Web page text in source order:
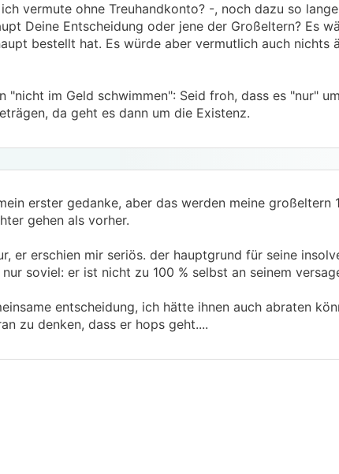
vermute ohne Treuhandkonto? -, noch dazu so
Deine Entscheidung oder jene der Großeltern? Es
bestellt hat. Es würde aber vermutlich auch nichts
"nicht im Geld schwimmen": Seid froh, dass es "nur"
da geht es dann um die Existenz.
erster gedanke, aber das werden meine großeltern
gehen als vorher.
er erschien mir seriös. der hauptgrund für seine
soviel: er ist nicht zu 100 % selbst an seinem
entscheidung, ich hätte ihnen auch abraten
zu denken, dass er hops geht....